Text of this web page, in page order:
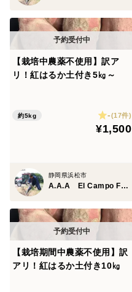
【栽培中農薬不使用】訳ア
リ！紅はるか土付き5㎏～
約5kg -(17件)
¥1,500
静岡県浜松市
A.A.A El Campo Farm
【栽培期間中農薬不使用】訳
アリ！紅はるか土付き10㎏